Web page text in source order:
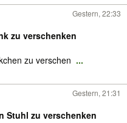
Gestern, 22:33
zu verschenken
zu verschen ...
Gestern, 21:31
Stuhl zu verschenken